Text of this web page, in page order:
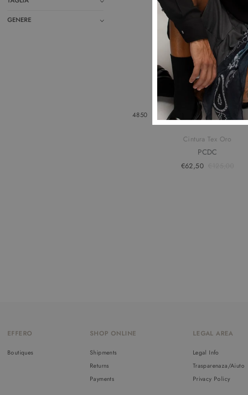
GENERE
4850
Cintura Tex Oro
PCDC
€62,50
EFFERO
Boutiques
SHOP ONLINE
Shipments
Returns
Payments
LEGAL AREA
Legal Info
Trasparenaza/Aiuto
Privacy Policy